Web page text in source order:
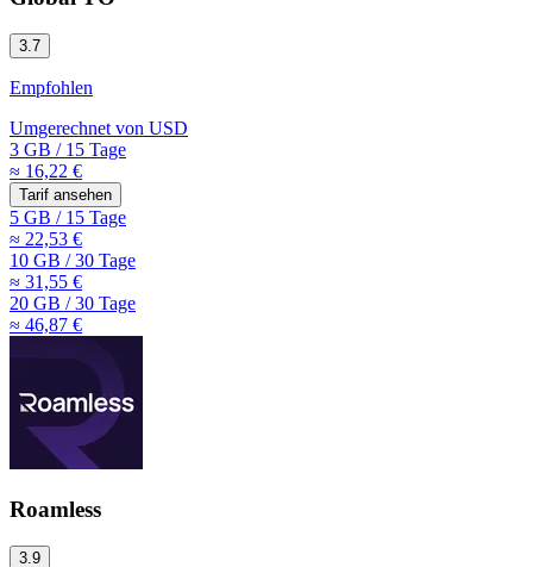
3.7
Empfohlen
Umgerechnet von USD
3 GB /15 Tage
≈ 16,22 €
Tarif ansehen
5 GB /15 Tage
≈ 22,53 €
10 GB /30 Tage
≈ 31,55 €
20 GB /30 Tage
≈ 46,87 €
Roamless
3.9